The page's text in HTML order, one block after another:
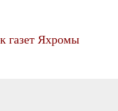
газет Яхромы